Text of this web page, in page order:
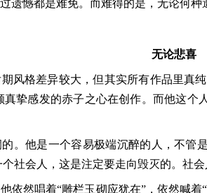
遗憾都是难免。而难得的是，无论何种
无论悲喜
风格差异较大，但其实所有作品里真
真挚感发的赤子之心在创作。而他这个
。他是一个容易极端沉醉的人，不管
社会人，这是注定要走向毁灭的。社
依然唱着“雕栏玉砌应犹在”，依然喊